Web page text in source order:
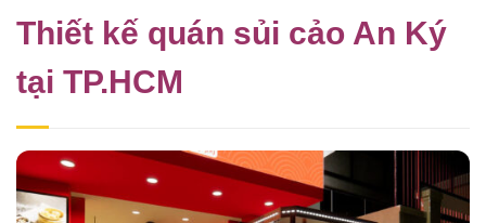
Thiết kế quán sủi cảo An Ký
tại TP.HCM